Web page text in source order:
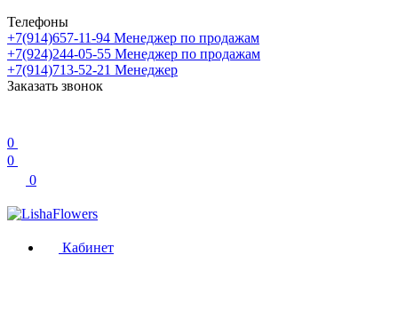
Телефоны
+7(914)657-11-94 Менеджер по продажам
+7(924)244-05-55 Менеджер по продажам
+7(914)713-52-21 Менеджер
Заказать звонок
0
0
0
Кабинет